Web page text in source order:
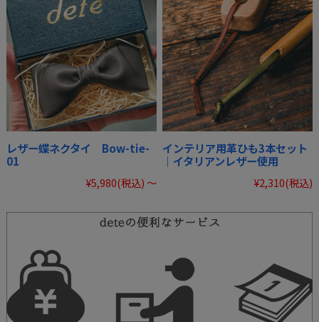
レザー蝶ネクタイ Bow-tie-
01
¥5,980(税込) ～
インテリア用革ひも3本セット
｜イタリアンレザー使用
¥2,310(税込)